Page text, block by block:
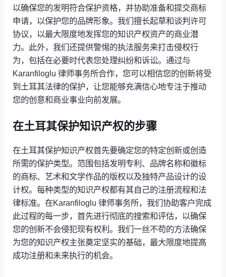
以确保您的发明符合保护资格，并协助准备和提交商标
申请，以保护您的品牌形象。我们擅长起草和谈判许可
协议，以最大限度地发挥您的知识产权资产的商业潜
力。此外，我们还提供警惕的执法服务来打击侵权行
为，包括在必要时代表您处理纠纷和诉讼。通过与
Karanfiloglu 律师事务所合作，您可以相信您的创新将受
到土耳其法律的保护，让您能够充满信心地专注于推动
您的创意和商业事业向前发展。
在土耳其保护知识产权的步骤
在土耳其保护知识产权首先要确定您的特定创新或创造
所需的保护类型。范围包括发明专利、品牌名称和徽标
的商标、艺术和文学作品的版权以及独特产品设计的设
计权。每种类型的知识产权都有其自己的注册流程和法
律标准。在Karanfiloglu 律师事务所，我们协助客户完成
此过程的每一步，首先进行彻底的搜索和评估，以确保
您的创新不会侵犯现有权利。我们一丝不苟的方法确保
为您的知识产权主张奠定坚实的基础，最大限度地提高
成功注册和未来执行的机会。